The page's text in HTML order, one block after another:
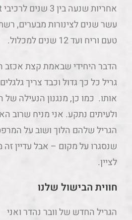
עשר שנים לצינורות מבערים,
טעם וריח ועד 12 שנים למכלול.
הדבר היחידי שבאמת קצת אכזב
גריל כל כך גדול וכבד צריך
אותו. כמו כן, מנגנון הנעילה
ולעיתים נתקע. אני מניח שרוב
הגריל שלהם הלוך ושוב על
שנסגרו על מקום – אבל עדיין
לציין.
חווית הבישול שלנו
הגריל החדש של וובר נהדר ואני